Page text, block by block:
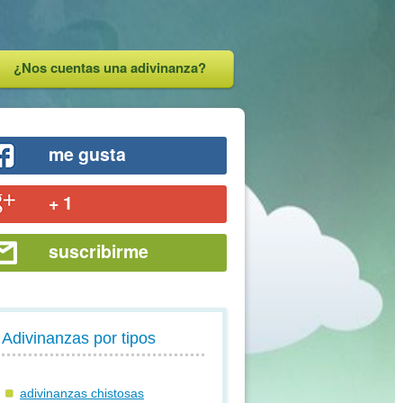
¿Nos cuentas una adivinanza?
me gusta
+ 1
suscribirme
Adivinanzas por tipos
adivinanzas chistosas